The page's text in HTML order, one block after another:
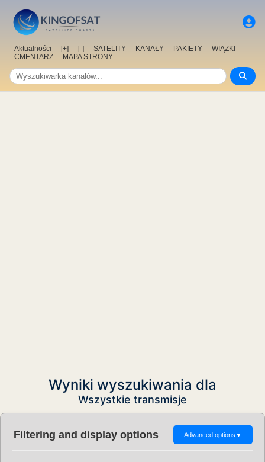
Aktualności [+] [-] SATELITY KANAŁY PAKIETY
WIĄZKI
CMENTARZ
MAPA STRONY
Wyniki wyszukiwania dla
Wszystkie transmisje
Filtering and display options Advanced options ▼